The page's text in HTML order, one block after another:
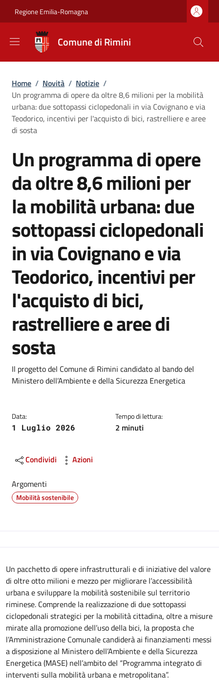
Regione Emilia-Romagna
Comune di Rimini
Briciole di pane
Home / Novità / Notizie /
Un programma di opere da oltre 8,6 milioni per la mobilità
urbana: due sottopassi ciclopedonali in via Covignano e via
Teodorico, incentivi per l'acquisto di bici, rastrelliere e aree
di sosta
Un programma di opere
da oltre 8,6 milioni per
la mobilità urbana: due
sottopassi ciclopedonali
in via Covignano e via
Teodorico, incentivi per
l'acquisto di bici,
rastrelliere e aree di
sosta
Dettagli
Descrizione breve
Il progetto del Comune di Rimini candidato al bando del
Ministero dell’Ambiente e della Sicurezza Energetica
Data:
1 Luglio 2026
Tempo di lettura:
2 minuti
Condividi Azioni
Argomenti
Mobilità sostenibile
Descrizione
Un pacchetto di opere infrastrutturali e di iniziative del valore
di oltre otto milioni e mezzo per migliorare l’accessibilità
urbana e sviluppare la mobilità sostenibile sul territorio
riminese. Comprende la realizzazione di due sottopassi
ciclopedonali strategici per la mobilità cittadina, oltre a misure
mirate alla promozione dell’uso della bici, la proposta che
l’Amministrazione Comunale candiderà ai finanziamenti messi
a disposizione al Ministero dell’Ambiente e della Sicurezza
Energetica (MASE) nell’ambito del “Programma integrato di
interventi sulla mobilità urbana e metropolitana”.